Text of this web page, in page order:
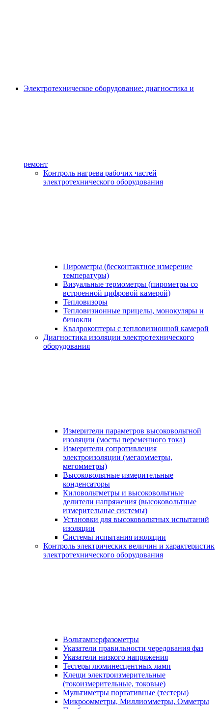
Электротехническое оборудование: диагностика и
ремонт
Контроль нагрева рабочих частей
электротехнического оборудования
Пирометры (бесконтактное измерение
температуры)
Визуальные термометры (пирометры со
встроенной цифровой камерой)
Тепловизоры
Тепловизионные прицелы, монокуляры и
бинокли
Квадрокоптеры с тепловизионной камерой
Диагностика изоляции электротехнического
оборудования
Измерители параметров высоковольтной
изоляции (мосты переменного тока)
Измерители сопротивления
электроизоляции (мегаомметры,
мегомметры)
Высоковольтные измерительные
конденсаторы
Киловольтметры и высоковольтные
делители напряжения (высоковольтные
измерительные системы)
Установки для высоковольтных испытаний
изоляции
Системы испытания изоляции
Контроль электрических величин и характеристик
электротехнического оборудования
Вольтамперфазометры
Указатели правильности чередования фаз
Указатели низкого напряжения
Тестеры люминесцентных ламп
Клещи электроизмерительные
(токоизмерительные, токовые)
Мультиметры портативные (тестеры)
Микроомметры, Миллиомметры, Омметры